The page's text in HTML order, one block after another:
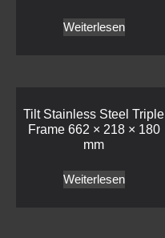
Weiterlesen
Tilt Stainless Steel Triple
Frame 662 × 218 × 180
mm
Weiterlesen